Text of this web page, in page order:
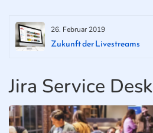
26. Februar 2019
Zukunft der Livestreams
Jira Service Desk